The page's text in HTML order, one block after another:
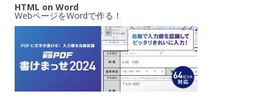
HTML on Word
WebページをWordで作る！